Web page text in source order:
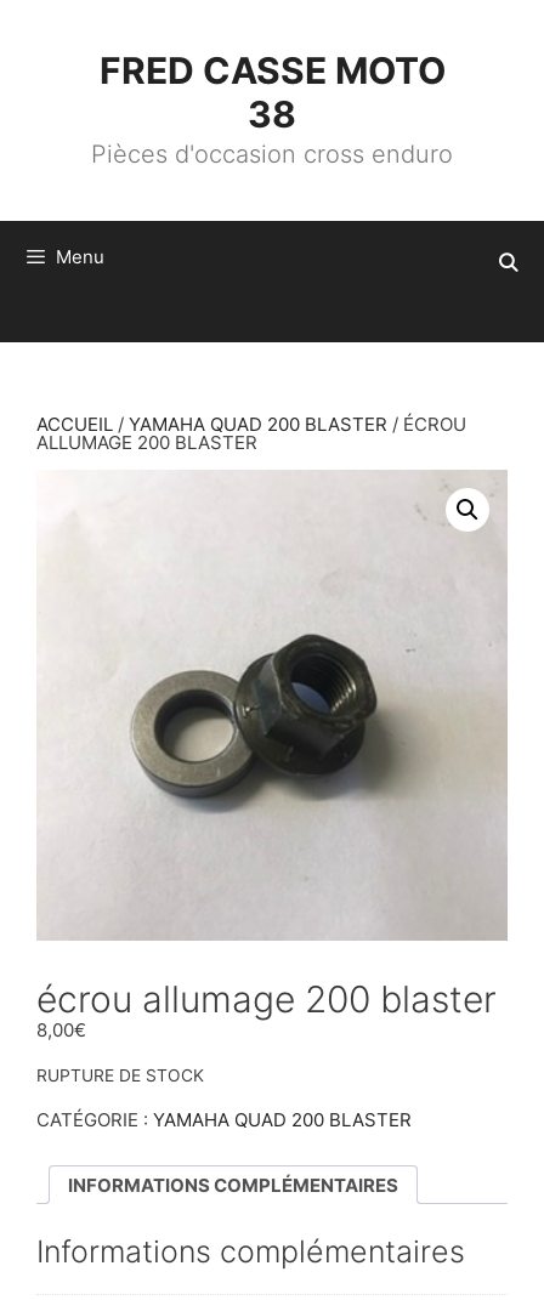
FRED CASSE MOTO
38
Pièces d'occasion cross enduro
Menu
ACCUEIL / YAMAHA QUAD 200 BLASTER / ÉCROU
ALLUMAGE 200 BLASTER
écrou allumage 200 blaster
8,00€
RUPTURE DE STOCK
CATÉGORIE : YAMAHA QUAD 200 BLASTER
INFORMATIONS COMPLÉMENTAIRES
Informations complémentaires